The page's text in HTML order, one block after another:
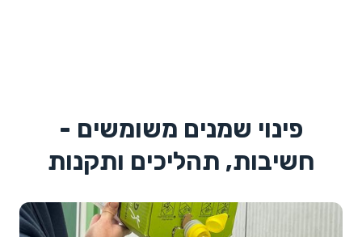
פינוי שמנים משומשים -
חשיבות, תהליכים ותקנות